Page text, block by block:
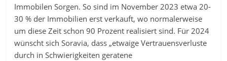
Immobilen Sorgen. So sind im November 2023 etwa 20-
30 % der Immobilien erst verkauft, wo normalerweise
um diese Zeit schon 90 Prozent realisiert sind. Für 2024
wünscht sich Soravia, dass „etwaige Vertrauensverluste
durch in Schwierigkeiten geratene